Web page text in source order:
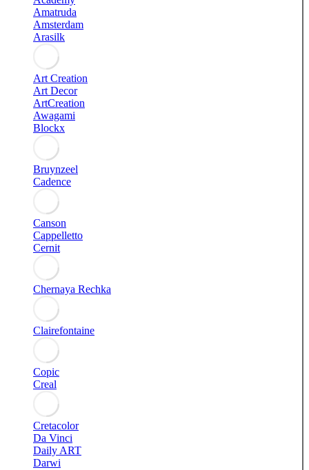
Amatruda
Amsterdam
Arasilk
Art Creation
Art Decor
ArtCreation
Awagami
Blockx
Bruynzeel
Cadence
Canson
Cappelletto
Cernit
Chernaya Rechka
Clairefontaine
Copic
Creal
Cretacolor
Da Vinci
Daily ART
Darwi